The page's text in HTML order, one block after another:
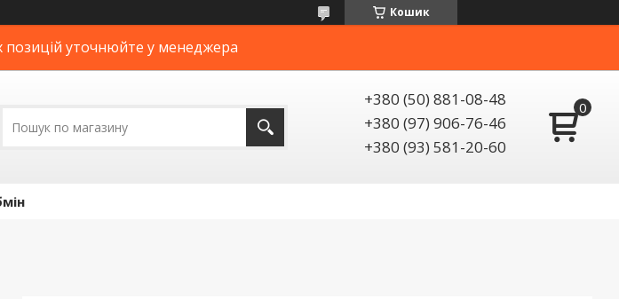
Кошик
позицій уточнюйте у менеджера
+380 (50) 881-08-48
+380 (97) 906-76-46
+380 (93) 581-20-60